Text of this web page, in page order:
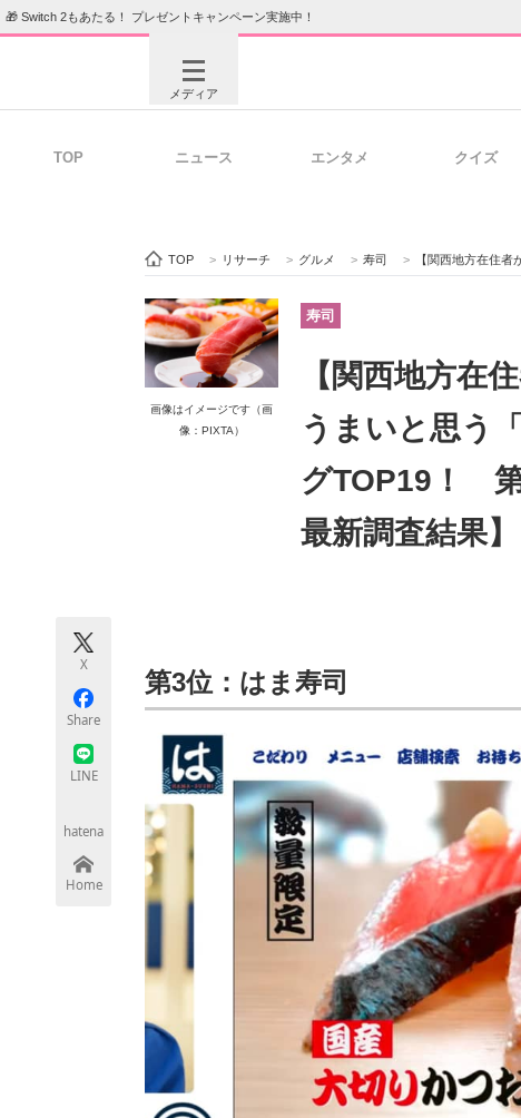
🎁 Switch 2もあたる！ プレゼントキャンペーン実施中！
メディア
ビジネスと働き方のヒント
ITエンジニア向け専門サイト
モノづくり技術者専門サイト エレクトロニク
TOP ニュース エンタメ クイズ
TOP > リサーチ > グルメ > 寿司 > 【関西地方在住者が選んだ
画像はイメージです（画
像：PIXTA）
寿司
【関西地方在
うまいと思う
グTOP19！
最新調査結果】
X
Share
LINE
hatena
Home
第3位：はま寿司